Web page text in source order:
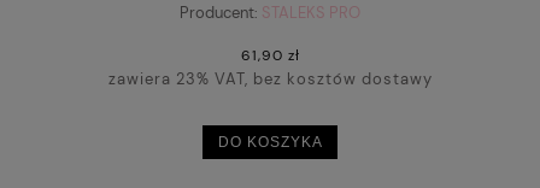
Producent: STALEKS PRO
61,90 zł
zawiera 23% VAT, bez kosztów dostawy
DO KOSZYKA